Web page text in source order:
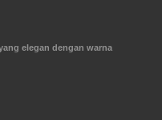
elegan dengan warna